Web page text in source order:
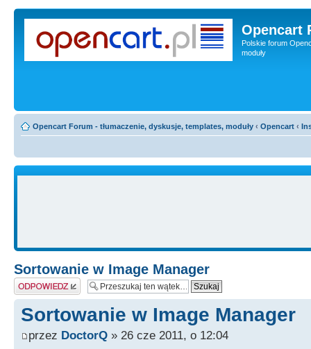
Opencart
Polskie forum
moduły
Opencart Forum - tłumaczenie, dyskusje, templates, moduły ‹ Opencart ‹
Sortowanie w Image Manager
Odpowiedz
Sortowanie w Image Manager
przez DoctorQ » 26 cze 2011, o 12:04